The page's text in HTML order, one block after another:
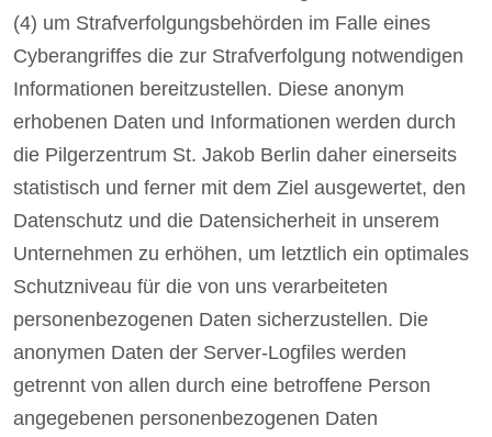
(4) um Strafverfolgungsbehörden im Falle eines
Cyberangriffes die zur Strafverfolgung notwendigen
Informationen bereitzustellen. Diese anonym
erhobenen Daten und Informationen werden durch
die Pilgerzentrum St. Jakob Berlin daher einerseits
statistisch und ferner mit dem Ziel ausgewertet, den
Datenschutz und die Datensicherheit in unserem
Unternehmen zu erhöhen, um letztlich ein optimales
Schutzniveau für die von uns verarbeiteten
personenbezogenen Daten sicherzustellen. Die
anonymen Daten der Server-Logfiles werden
getrennt von allen durch eine betroffene Person
angegebenen personenbezogenen Daten